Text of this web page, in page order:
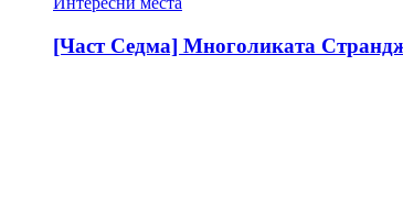
[Част Седма] Многоликата